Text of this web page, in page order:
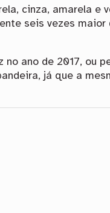
cinza, amarela e
seis vezes maior
ano de 2017, ou
já que a